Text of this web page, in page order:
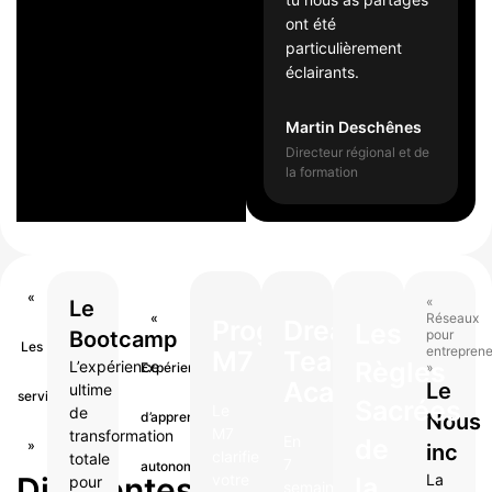
ont été
particulièrement
éclairants.
Martin Deschênes
Directeur régional et de
la formation
«
Les
services
»
Le
Bootcamp
L’expérience
ultime
de
transformation
totale
pour
«
Expérience
d’apprentissage
autonome
«
Réseaux
pour
»
Le
Nous
inc
La
Règles
Sacrées